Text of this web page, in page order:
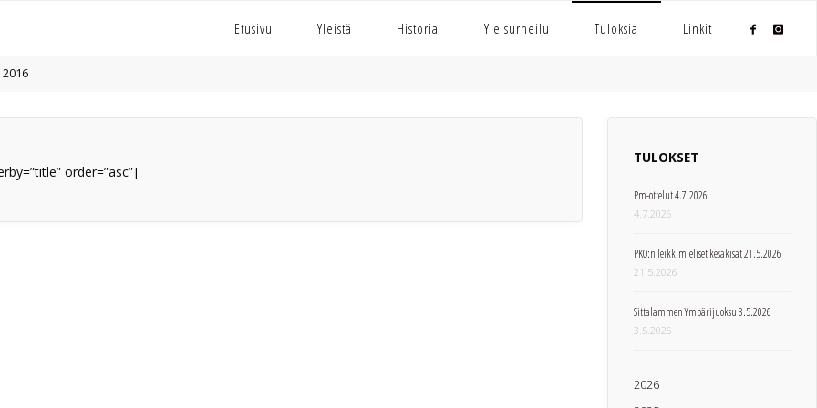
Etusivu Yleistä Historia Yleisurheilu Tuloksia Linkit
2016
order=”asc”]
TULOKSET
Pm-ottelut 4.7.2026
4.7.2026
PKO:n leikkimieliset kesäkisat 21.5.2026
21.5.2026
Sittalammen Ympärijuoksu 3.5.2026
3.5.2026
2026